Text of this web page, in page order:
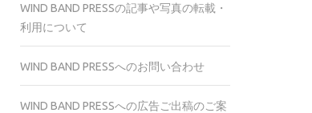
WIND BAND PRESSの記事や写真の転載・
利用について
WIND BAND PRESSへのお問い合わせ
WIND BAND PRESSへの広告ご出稿のご案